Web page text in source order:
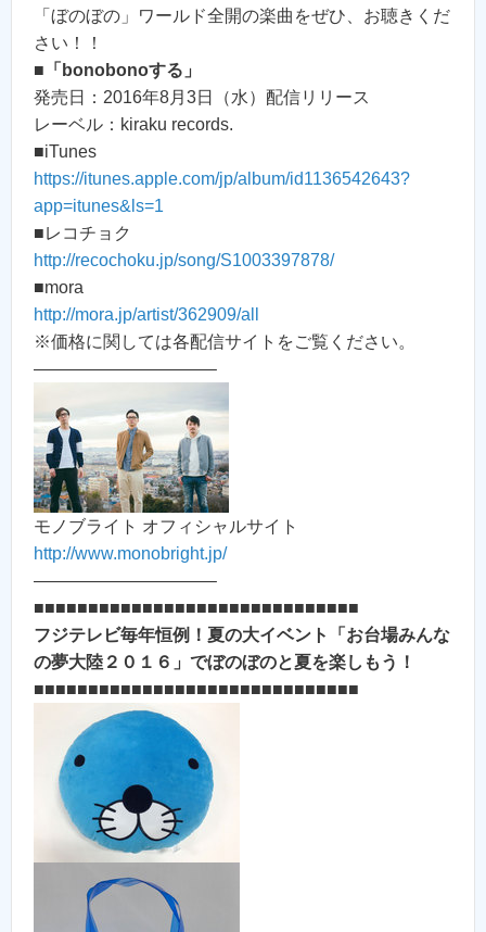
「ぼのぼの」ワールド全開の楽曲をぜひ、お聴きくだ
さい！！
■ 「bonobonoする」
発売日：2016年8月3日（水）配信リリース
レーベル：kiraku records.
■iTunes
https://itunes.apple.com/jp/album/id1136542643?
app=itunes&ls=1
■レコチョク
http://recochoku.jp/song/S1003397878/
■mora
http://mora.jp/artist/362909/all
※価格に関しては各配信サイトをご覧ください。
——————————–
モノブライト オフィシャルサイト
http://www.monobright.jp/
——————————–
■■■■■■■■■■■■■■■■■■■■■■■■■■■■■■
フジテレビ毎年恒例！夏の大イベント「お台場みんな
の夢大陸２０１６」でぼのぼのと夏を楽しもう！
■■■■■■■■■■■■■■■■■■■■■■■■■■■■■■